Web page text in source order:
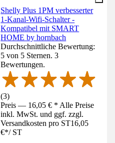
Shelly Plus 1PM verbesserter
1-Kanal-Wifi-Schalter -
Kompatibel mit SMART
HOME by hornbach
Durchschnittliche Bewertung:
5 von 5 Sternen. 3
Bewertungen.
(3)
Preis — 16,05 € * Alle Preise
inkl. MwSt. und ggf. zzgl.
Versandkosten pro ST16,05
€*/ ST